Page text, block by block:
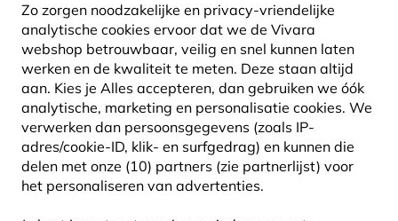
Zo zorgen noodzakelijke en privacy-vriendelijke
analytische cookies ervoor dat we de Vivara
webshop betrouwbaar, veilig en snel kunnen laten
werken en de kwaliteit te meten. Deze staan altijd
aan. Kies je Alles accepteren, dan gebruiken we óók
analytische, marketing en personalisatie cookies. We
verwerken dan persoonsgegevens (zoals IP-
adres/cookie-ID, klik- en surfgedrag) en kunnen die
delen met onze (10) partners (zie partnerlijst) voor
het personaliseren van advertenties.
10% KORTING